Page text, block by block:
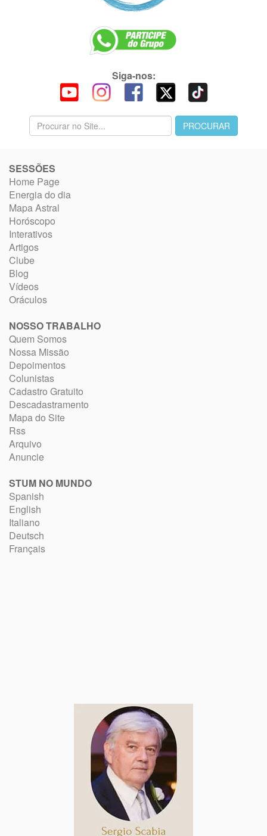
Siga-nos:
SESSÕES
Home Page
Energia do dia
Mapa Astral
Horóscopo
Interativos
Artigos
Clube
Blog
Vídeos
Oráculos
NOSSO TRABALHO
Quem Somos
Nossa Missão
Depoimentos
Colunistas
Cadastro Gratuito
Descadastramento
Mapa do Site
Rss
Arquivo
Anuncie
STUM NO MUNDO
Spanish
English
Italiano
Deutsch
Français